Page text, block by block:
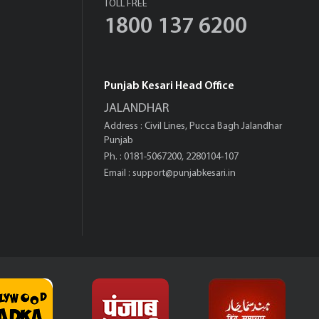
TOLL FREE
1800 137 6200
Punjab Kesari Head Office
JALANDHAR
Address : Civil Lines, Pucca Bagh Jalandhar
Punjab
Ph. : 0181-5067200, 2280104-107
Email : support@punjabkesari.in